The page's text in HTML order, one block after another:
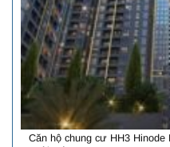
Căn hộ chung cư HH3